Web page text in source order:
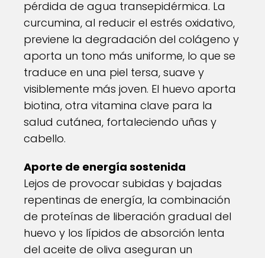
pérdida de agua transepidérmica. La
curcumina, al reducir el estrés oxidativo,
previene la degradación del colágeno y
aporta un tono más uniforme, lo que se
traduce en una piel tersa, suave y
visiblemente más joven. El huevo aporta
biotina, otra vitamina clave para la
salud cutánea, fortaleciendo uñas y
cabello.
Aporte de energía sostenida
Lejos de provocar subidas y bajadas
repentinas de energía, la combinación
de proteínas de liberación gradual del
huevo y los lípidos de absorción lenta
del aceite de oliva aseguran un